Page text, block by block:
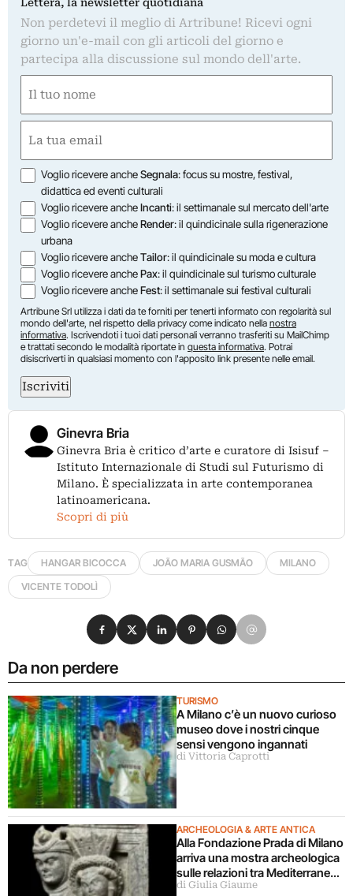
Non perdetevi il meglio di Artribune! Ricevi ogni
giorno un'e-mail con gli articoli del giorno e
partecipa alla discussione sul mondo dell'arte.
(Required)
First
(Required)
Opzioni
Voglio ricevere ancheSegnala: focus su mostre, festival,
didattica ed eventi culturali
Voglio ricevere ancheIncanti: il settimanale sul mercato dell'arte
Voglio ricevere ancheRender: il quindicinale sulla rigenerazione
urbana
Voglio ricevere ancheTailor: il quindicinale su moda e cultura
Voglio ricevere anchePax: il quindicinale sul turismo culturale
Voglio ricevere ancheFest: il settimanale sui festival culturali
Artribune Srl utilizza i dati da te forniti per tenerti informato con regolarità sul
mondo dell'arte, nel rispetto della privacy come indicato nella nostra
informativa. Iscrivendoti i tuoi dati personali verranno trasferiti su MailChimp
e trattati secondo le modalità riportate in questa informativa. Potrai
disiscriverti in qualsiasi momento con l'apposito link presente nelle email.
Iscriviti
Ginevra Bria
Ginevra Bria è critico d’arte e curatore di Isisuf –
Istituto Internazionale di Studi sul Futurismo di
Milano. È specializzata in arte contemporanea
latinoamericana.
Scopri di più
TAG HANGAR BICOCCA JOÃO MARIA GUSMÃO
MILANO
VICENTE TODOLÌ
Da non perdere
TURISMO
A Milano c’è un nuovo curioso
museo dove i nostri cinque
sensi vengono ingannati
di Vittoria Caprotti
ARCHEOLOGIA & ARTE ANTICA
Alla Fondazione Prada di Milano
arriva una mostra archeologica
sulle relazioni tra Mediterraneo
e Asia
di Giulia Giaume
Condividi su Facebook
Condividi su X
Condividi su LinkedIn
Condividi su Pinterest
Condividi su WhatsApp
Condividi su Email